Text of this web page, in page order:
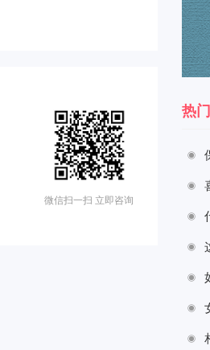
微信扫一扫 立即咨询
热